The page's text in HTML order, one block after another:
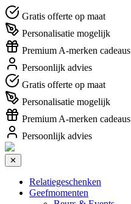
Gratis offerte op maat
Personalisatie mogelijk
Premium A-merken cadeaus
Persoonlijk advies
Gratis offerte op maat
Personalisatie mogelijk
Premium A-merken cadeaus
Persoonlijk advies
✕
Relatiegeschenken
Geefmomenten